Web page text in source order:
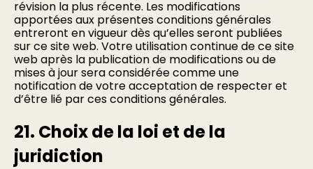
révision la plus récente. Les modifications
apportées aux présentes conditions générales
entreront en vigueur dès qu’elles seront publiées
sur ce site web. Votre utilisation continue de ce site
web après la publication de modifications ou de
mises à jour sera considérée comme une
notification de votre acceptation de respecter et
d’être lié par ces conditions générales.
21. Choix de la loi et de la
juridiction